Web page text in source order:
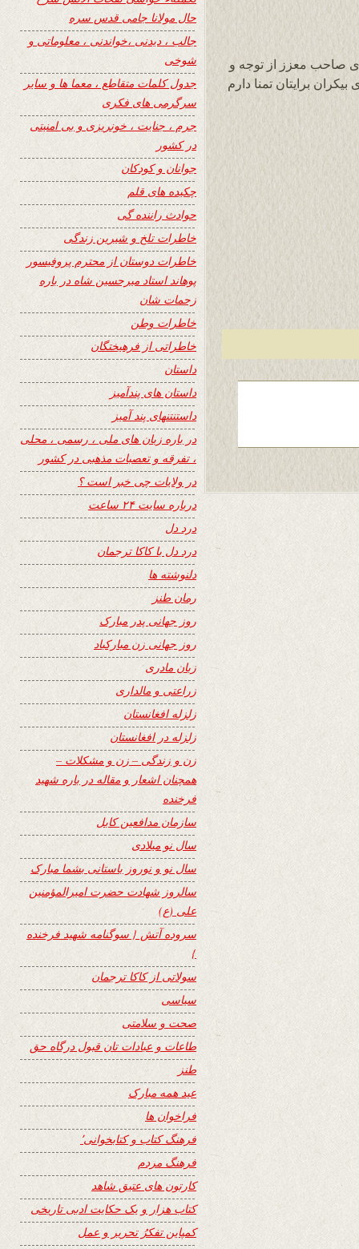
صاحب معزز از توجه و
برایتان تمنا دارم
حال مولانا جامی قدس سره
جالب ، دیدنی ،خواندنی ، معلوماتی و
شوخی
جدول کلمات متقاطع ، معما ها و سایر
سرگرمی های فکری
جرم ، جنایت ، خونریزی و بی امنیتی
در کشور
جوانان و کودکان
چکیده های قلم
حوادث راننده گی
خاطرات تلخ و شیرین زندگی
خاطرات دوستان از محترم پروفیسور
پوهاند استاد میرحسین شاه در باره
زحمات شان
خاطرات وطن
خاطراتی از فرهیختگان
داستان
داستان های پندآمیز
داستنتنهای پند آمیز
در باره زبان های ملی ، رسمی ، محلی
، تفرقه و تعصبات مذهبی در کشور
در ولایات چی خبر است ؟
درباره سایت ۲۴ ساعت
درد دل
درد دل با کاکا ترجمان
دلنوشته ها
رمان طنز
روز جهانی پدر مبارک
روز جهانی زن مبارکباد
زبان مادری
زراعتی و مالداری
زلزله افغانستان
زلزله در افغانستان
زن و زندگی – زن و مشکلات –
همچنان اشعار و مقاله در باره شهید
فرخنده
سازمان مدافعین کابل
سال نو میلادی
سال نو و نوروز باستانی بشما مبارک
سالروز شهادت حضرت امیرالمؤمنین
علی (ع)
سروده آتش { سوگنامه شهید فرخنده
}
سولاتی از کاکا ترجمان
سیاسی
صحت و سلامتی
طاعات و عبادات تان قبول درگاه حق
طنز
عید همه مبارک
فراخوان ها
فرهنگ کتاب و کتابخوانی٬
فرهنگ مردم
کارتون های عتیق شاهد
کتاب هزار و یک حکایت ادبی تاریخی
کمپاین تفکرُ تحریر و عمل